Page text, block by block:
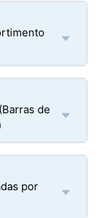
de
por